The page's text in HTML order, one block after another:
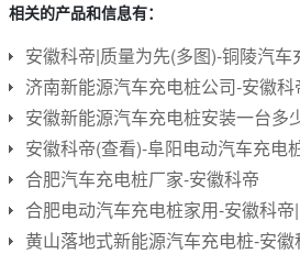
相关的产品和信息有：
安徽科帝|质量为先(多图)-铜陵汽车
济南新能源汽车充电桩公司-安徽
安徽新能源汽车充电桩安装一台多
安徽科帝(查看)-阜阳电动汽车充电
合肥汽车充电桩厂家-安徽科帝
合肥电动汽车充电桩家用-安徽科